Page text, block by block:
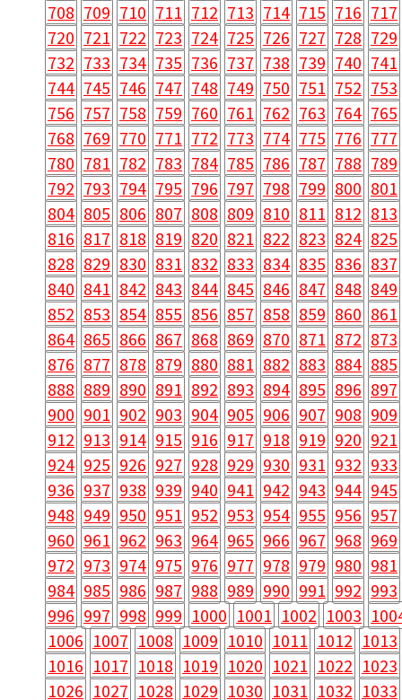
708 709 710 711 712 713 714 715 716 717
720 721 722 723 724 725 726 727 728 729
732 733 734 735 736 737 738 739 740 741
744 745 746 747 748 749 750 751 752 753
756 757 758 759 760 761 762 763 764 765
768 769 770 771 772 773 774 775 776 777
780 781 782 783 784 785 786 787 788 789
792 793 794 795 796 797 798 799 800 801
804 805 806 807 808 809 810 811 812 813
816 817 818 819 820 821 822 823 824 825
828 829 830 831 832 833 834 835 836 837
840 841 842 843 844 845 846 847 848 849
852 853 854 855 856 857 858 859 860 861
864 865 866 867 868 869 870 871 872 873
876 877 878 879 880 881 882 883 884 885
888 889 890 891 892 893 894 895 896 897
900 901 902 903 904 905 906 907 908 909
912 913 914 915 916 917 918 919 920 921
924 925 926 927 928 929 930 931 932 933
936 937 938 939 940 941 942 943 944 945
948 949 950 951 952 953 954 955 956 957
960 961 962 963 964 965 966 967 968 969
972 973 974 975 976 977 978 979 980 981
984 985 986 987 988 989 990 991 992 993
996 997 998 999 1000 1001 1002 1003
1006 1007 1008 1009 1010 1011 1012 1013
1016 1017 1018 1019 1020 1021 1022 1023
1026 1027 1028 1029 1030 1031 1032 1033